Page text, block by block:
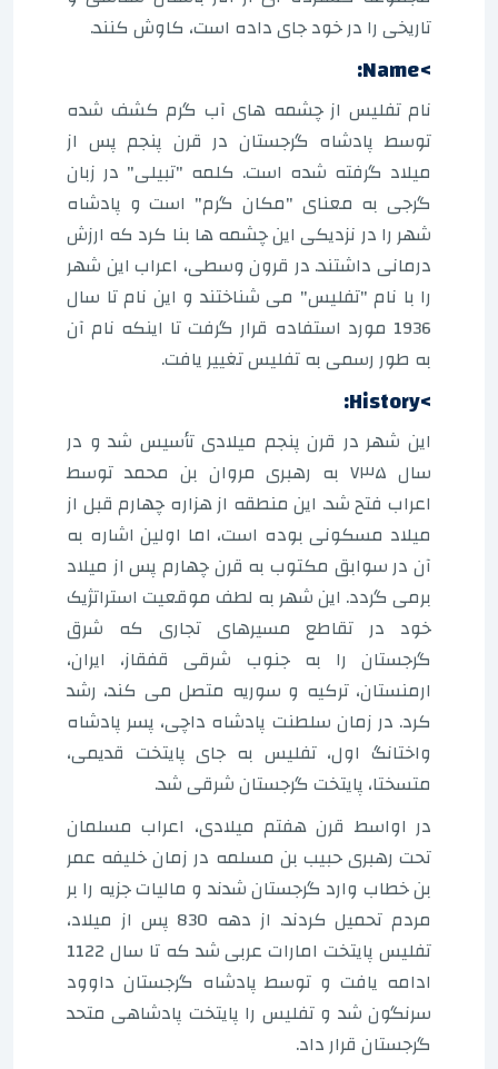
تاریخی را در خود جای داده است، کاوش کنند.
>Name:
نام تفلیس از چشمه های آب گرم کشف شده
توسط پادشاه گرجستان در قرن پنجم پس از
میلاد گرفته شده است. کلمه "تبیلی" در زبان
گرجی به معنای "مکان گرم" است و پادشاه
شهر را در نزدیکی این چشمه ها بنا کرد که ارزش
درمانی داشتند. در قرون وسطی، اعراب این شهر
را با نام "تفلیس" می شناختند و این نام تا سال
1936 مورد استفاده قرار گرفت تا اینکه نام آن
به طور رسمی به تفلیس تغییر یافت.
>History:
این شهر در قرن پنجم میلادی تأسیس شد و در
سال ۷۳۵ به رهبری مروان بن محمد توسط
اعراب فتح شد. این منطقه از هزاره چهارم قبل از
میلاد مسکونی بوده است، اما اولین اشاره به
آن در سوابق مکتوب به قرن چهارم پس از میلاد
برمی گردد. این شهر به لطف موقعیت استراتژیک
خود در تقاطع مسیرهای تجاری که شرق
گرجستان را به جنوب شرقی قفقاز، ایران،
ارمنستان، ترکیه و سوریه متصل می کند، رشد
کرد. در زمان سلطنت پادشاه داچی، پسر پادشاه
واختانگ اول، تفلیس به جای پایتخت قدیمی،
متسختا، پایتخت گرجستان شرقی شد.
در اواسط قرن هفتم میلادی، اعراب مسلمان
تحت رهبری حبیب بن مسلمه در زمان خلیفه عمر
بن خطاب وارد گرجستان شدند و مالیات جزیه را بر
مردم تحمیل کردند. از دهه 830 پس از میلاد،
تفلیس پایتخت امارات عربی شد که تا سال 1122
ادامه یافت و توسط پادشاه گرجستان داوود
سرنگون شد و تفلیس را پایتخت پادشاهی متحد
گرجستان قرار داد.